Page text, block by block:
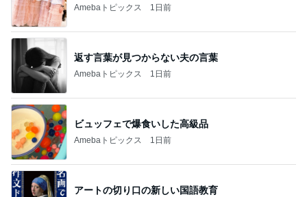
Amebaトピックス 1日前
返す言葉が見つからない夫の言葉
Amebaトピックス 1日前
ビュッフェで爆食いした高級品
Amebaトピックス 1日前
アートの切り口の新しい国語教育